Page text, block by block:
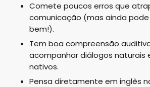
Comete poucos erros que
comunicação (mas ainda
bem!).
Tem boa compreensão
acompanhar diálogos naturais
nativos.
Pensa diretamente em inglês